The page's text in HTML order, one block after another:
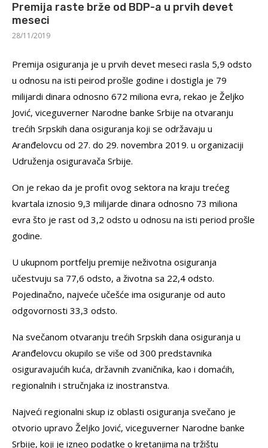
Premija raste brže od BDP-a u prvih devet
meseci
28/11/2019
Premija osiguranja je u prvih devet meseci rasla 5,9 odsto
u odnosu na isti peirod prošle godine i dostigla je 79
milijardi dinara odnosno 672 miliona evra, rekao je Željko
Jović, viceguverner Narodne banke Srbije na otvaranju
trećih Srpskih dana osiguranja koji se održavaju u
Aranđelovcu od 27. do 29. novembra 2019. u organizaciji
Udruženja osiguravača Srbije.
On je rekao da je profit ovog sektora na kraju trećeg
kvartala iznosio 9,3 milijarde dinara odnosno 73 miliona
evra što je rast od 3,2 odsto u odnosu na isti period prošle
godine.
U ukupnom portfelju premije neživotna osiguranja
učestvuju sa 77,6 odsto, a životna sa 22,4 odsto.
Pojedinačno, najveće učešće ima osiguranje od auto
odgovornosti 33,3 odsto.
Na svečanom otvaranju trećih Srpskih dana osiguranja u
Aranđelovcu okupilo se više od 300 predstavnika
osiguravajućih kuća, državnih zvaničnika, kao i domaćih,
regionalnih i stručnjaka iz inostranstva.
Najveći regionalni skup iz oblasti osiguranja svečano je
otvorio upravo Željko Jović, viceguverner Narodne banke
Srbije, koji je izneo podatke o kretanjima na tržištu